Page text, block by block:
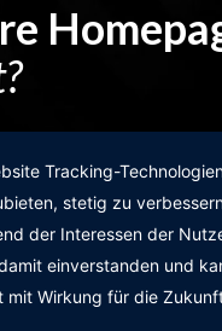
CHECK
Tracking-
stetig zu
der Interessen der
einverstanden und
mit Wirkung für die